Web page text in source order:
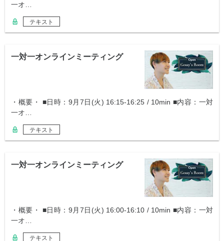
一オ…
テキスト
一対一オンラインミーティング
・概要・ ■日時：9月7日(火) 16:15-16:25 / 10min ■内容：一対
一オ…
テキスト
一対一オンラインミーティング
・概要・ ■日時：9月7日(火) 16:00-16:10 / 10min ■内容：一対
一オ…
テキスト